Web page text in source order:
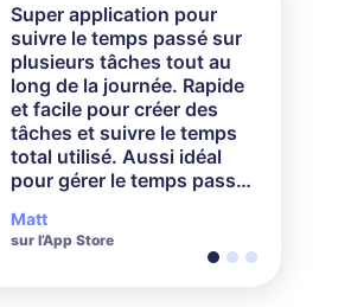
Super application pour
suivre le temps passé sur
plusieurs tâches tout au
long de la journée. Rapide
et facile pour créer des
tâches et suivre le temps
total utilisé. Aussi idéal
pour gérer le temps passé
projet.
Matt
sur l’App Store
Une excellente application
de suivi. Je facture à
l'heure, et cette
application facilite
énormément la gestion de
mon temps.
Steve
sur l’App Store
Super application pour
enregistrer le temps,
parfaite pour ma petite
entreprise. Je suis
tricoteuse sur métier et
j’utilise TrackingTime pour
enregistrer toutes mes
heures de travail, ce qui
de mes produits. Beau
travail sur l'application !
Maddie
sur l’App Store